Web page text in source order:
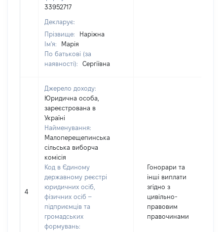
33952717
Декларує:
Прізвище:
Наріжна
Ім'я:
Марія
По батькові (за
наявності):
Сергіївна
4
Джерело доходу:
Юридична особа,
зареєстрована в
Україні
Найменування:
Малоперещепинська
сільська виборча
комісія
Код в Єдиному
державному реєстрі
юридичних осіб,
фізичних осіб –
підприємців та
громадських
формувань:
Гонорари та
інші виплати
згідно з
цивільно-
правовим
правочинами